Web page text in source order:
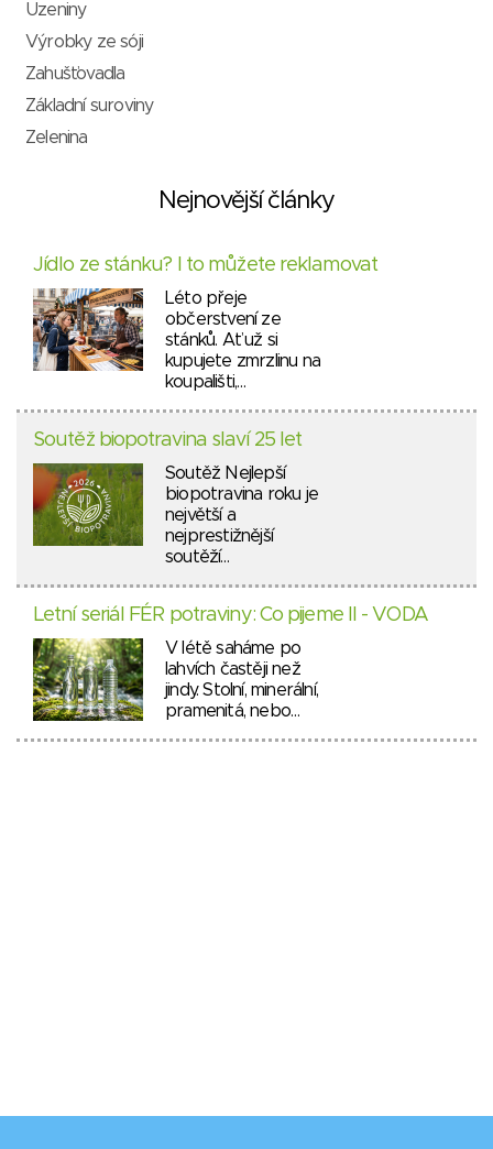
Uzeniny
Výrobky ze sóji
Zahušťovadla
Základní suroviny
Zelenina
Nejnovější články
Jídlo ze stánku? I to můžete reklamovat
Léto přeje
občerstvení ze
stánků. Ať už si
kupujete zmrzlinu na
koupališti,…
Soutěž biopotravina slaví 25 let
Soutěž Nejlepší
biopotravina roku je
největší a
nejprestižnější
soutěží…
Letní seriál FÉR potraviny: Co pijeme II - VODA
V létě saháme po
lahvích častěji než
jindy. Stolní, minerální,
pramenitá, nebo…